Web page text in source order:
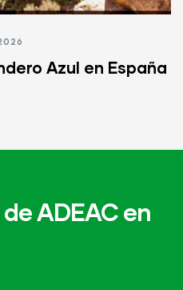
Azul en España
ADEAC en